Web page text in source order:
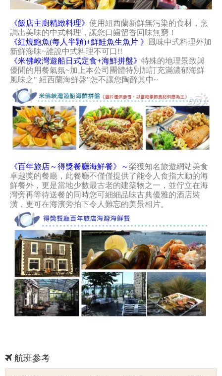
《飯店主廚精緻料理》 使用紐西蘭新鮮無污染的食材，烹
調出美味的中式料理，讓您口齒留香回味無窮！
《紅燒鮑魚(每人半顆)+鮮鮭魚生魚片 》
風味中式料理外加
新鮮海味~誰說中式料理不可口!!
《米佛峽灣遊船日式定食+海鮮拼盤》 特殊的地理景致與
優閒的用餐氣氛~加上本公司團體特別加訂充滿濃郁海鮮
風味之" 紐西蘭海鮮盤"怎不讓您陶醉其中~
《百年旅店～得獎餐廳海鮮餐》～榮獲知名旅遊網站美食
卓越獎的餐廳，此餐廳不僅僅提供了能令人食指大動的海
鮮餐外，更是當地少數最古老的建築物之一，並佇立在海
灣旁再等待送餐的同時您可細細品味古典優雅的酒店裝
潢，更可在海濱旁拍下令人難忘的美景相片。
航班參考